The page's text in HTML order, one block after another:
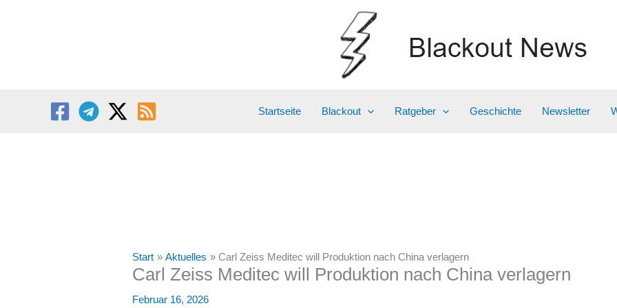
Startseite Blackout Ratgeber Geschichte Newsletter
Start Aktuelles Carl Zeiss Meditec will Produktion nach China verlagern
Carl Zeiss Meditec will Produktion nach China verlagern
Februar 16, 2026